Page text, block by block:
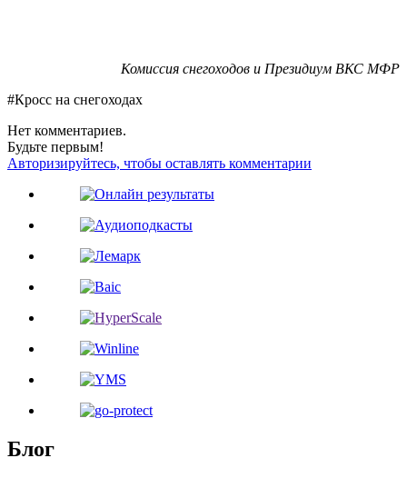
Комиссия снегоходов и Президиум ВКС МФР
#Кросс на снегоходах
Нет комментариев.
Будьте первым!
Авторизируйтесь, чтобы оставлять комментарии
Блог